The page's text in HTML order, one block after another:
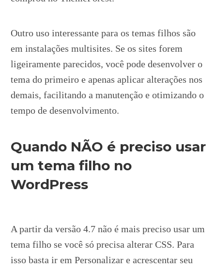
Outro uso interessante para os temas filhos são
em instalações multisites. Se os sites forem
ligeiramente parecidos, você pode desenvolver o
tema do primeiro e apenas aplicar alterações nos
demais, facilitando a manutenção e otimizando o
tempo de desenvolvimento.
Quando NÃO é preciso usar
um tema filho no
WordPress
A partir da versão 4.7 não é mais preciso usar um
tema filho se você só precisa alterar CSS. Para
isso basta ir em Personalizar e acrescentar seu